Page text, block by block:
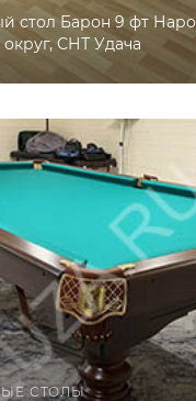
стол Барон 9 фт
СНТ Удача
СТОЛЫ